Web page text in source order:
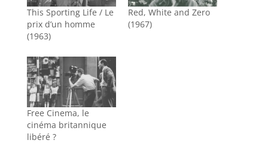
This Sporting Life / Le
prix d’un homme
(1963)
Red, White and Zero
(1967)
Free Cinema, le
cinéma britannique
libéré ?